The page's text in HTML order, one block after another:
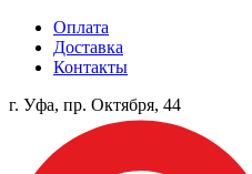
Оплата
Доставка
Контакты
г. Уфа, пр. Октября, 44